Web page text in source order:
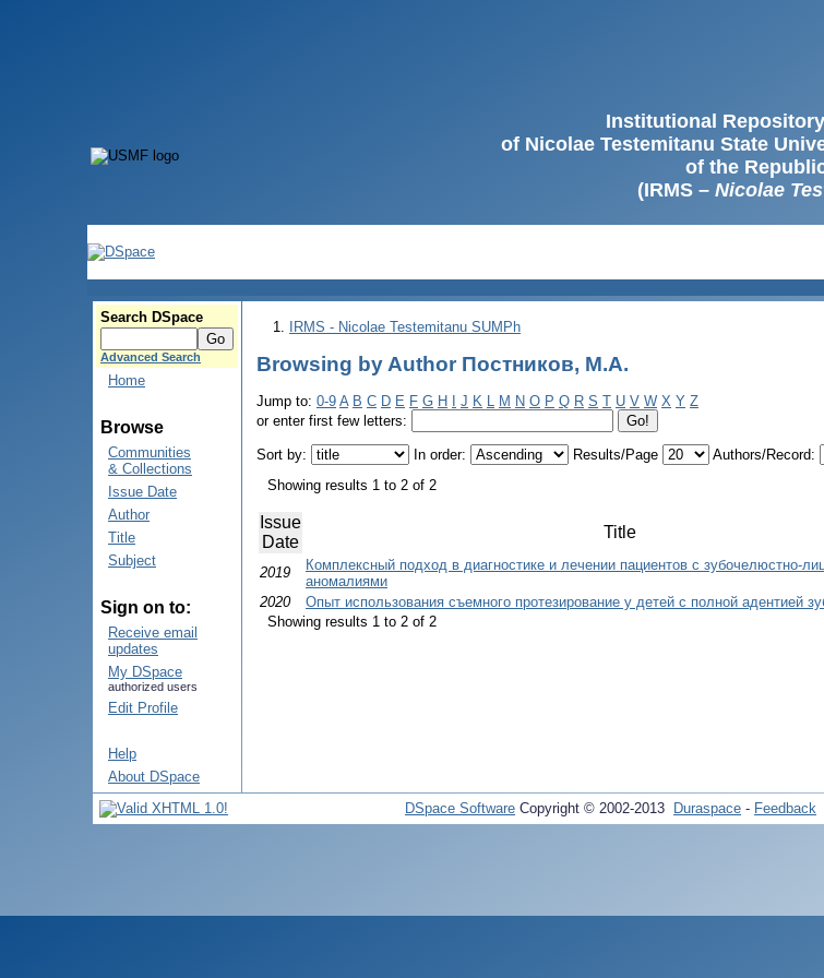
Institutional
of Nicolae Testemitanu State
of the
(IRMS – Nicolae
Search DSpace
Advanced Search
Home
Browse
Communities
& Collections
Issue Date
Author
Title
Subject
Sign on to:
Receive email
updates
My DSpace
authorized users
Edit Profile
Help
About DSpace
IRMS - Nicolae Testemitanu SUMPh
Browsing by Author Постников, М.А.
Jump to: 0-9 A B C D E F G H J K L M N O P Q R S T U V W X Y Z
or enter first few letters:
Sort by: In order: Results/Page
Authors/Record:
Showing results 1 to 2 of 2
Issue
Date
Title
2019
Комплексный подход в диагностике и лечении пациентов с зубочелюстно-
аномалиями
2020
Опыт использования съемного протезирование у детей c полной адентией
Showing results 1 to 2 of 2
DSpace Software Copyright © 2002-2013 Duraspace - Feedback